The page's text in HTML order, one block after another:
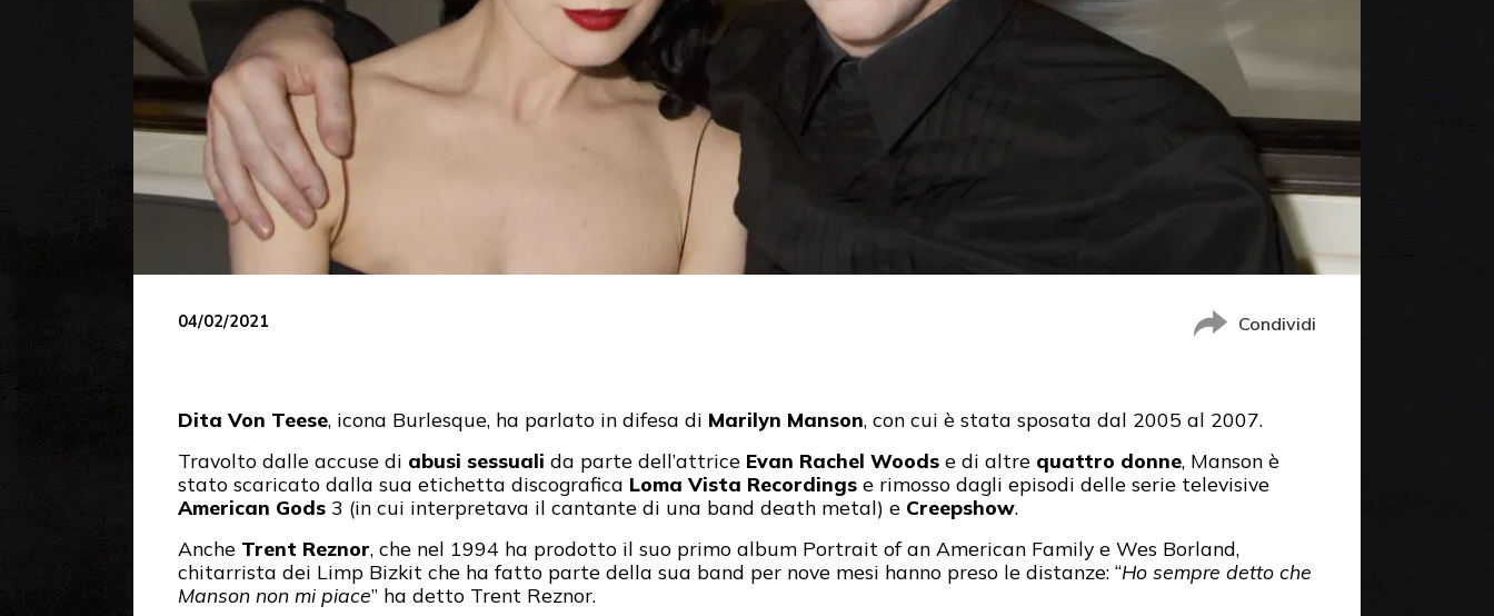
04/02/2021 Condividi
Dita Von Teese, icona Burlesque, ha parlato in difesa di Marilyn Manson, con cui è stata sposata dal 2005 al 2007.
Travolto dalle accuse di abusi sessuali da parte dell’attrice Evan Rachel Woods e di altre quattro donne, Manson è
stato scaricato dalla sua etichetta discografica Loma Vista Recordings e rimosso dagli episodi delle serie televisive
American Gods 3 (in cui interpretava il cantante di una band death metal) e Creepshow.
Anche Trent Reznor, che nel 1994 ha prodotto il suo primo album Portrait of an American Family e Wes Borland,
chitarrista dei Limp Bizkit che ha fatto parte della sua band per nove mesi hanno preso le distanze: “Ho sempre detto che
Manson non mi piace” ha detto Trent Reznor.